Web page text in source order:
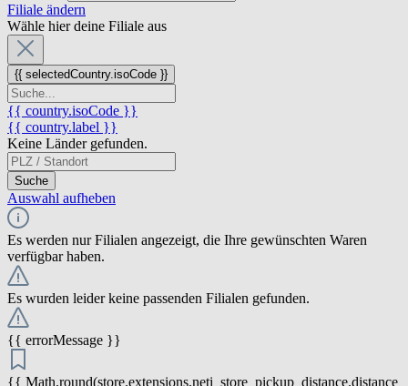
Filiale ändern
Wähle hier deine Filiale aus
{{ selectedCountry.isoCode }}
{{ country.isoCode }}
{{ country.label }}
Keine Länder gefunden.
Suche
Auswahl aufheben
Es werden nur Filialen angezeigt, die Ihre gewünschten Waren
verfügbar haben.
Es wurden leider keine passenden Filialen gefunden.
{{ errorMessage }}
{{ Math.round(store.extensions.neti_store_pickup_distance.distance